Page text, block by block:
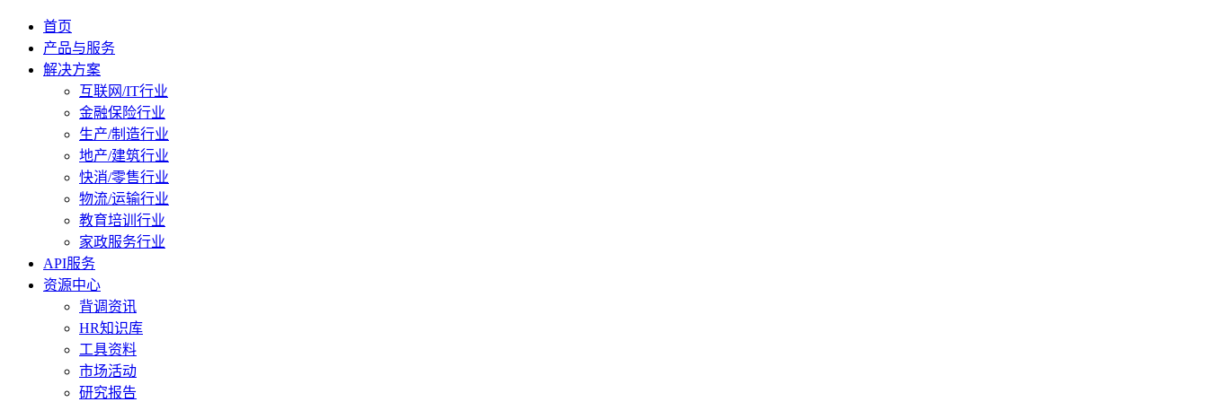
首页
产品与服务
解决方案
互联网/IT行业
金融保险行业
生产/制造行业
地产/建筑行业
快消/零售行业
物流/运输行业
教育培训行业
家政服务行业
API服务
资源中心
背调资讯
HR知识库
工具资料
市场活动
研究报告